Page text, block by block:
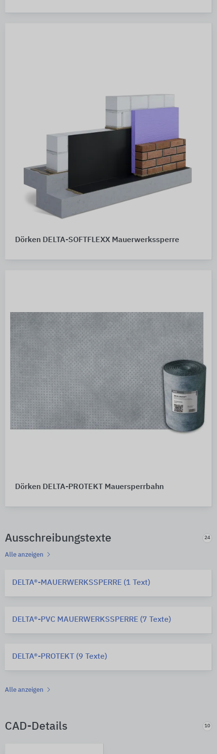
Dörken DELTA-SOFTFLEXX Mauerwerkssperre
Dörken DELTA-PROTEKT Mauersperrbahn
Ausschreibungstexte 24
Alle anzeigen
DELTA®-MAUERWERKSSPERRE (1 Text)
DELTA®-PVC MAUERWERKSSPERRE (7 Texte)
DELTA®-PROTEKT (9 Texte)
Alle anzeigen
CAD-Details 10